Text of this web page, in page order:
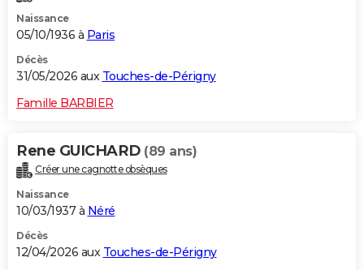
Naissance
05/10/1936 à Paris
Décès
31/05/2026 aux Touches-de-Périgny
Famille BARBIER
Rene GUICHARD (89 ans)
Créer une cagnotte obsèques
Naissance
10/03/1937 à Néré
Décès
12/04/2026 aux Touches-de-Périgny